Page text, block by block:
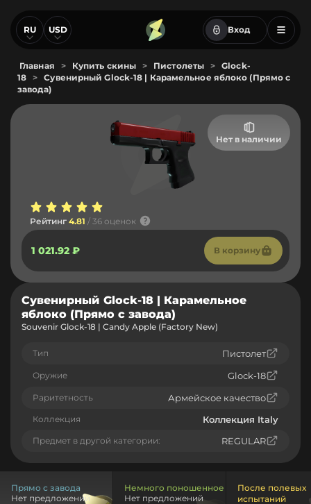
RU USD Вход
Главная > Купить скины > Пистолеты >
Glock-
18
>
Сувенирный Glock-18 | Карамельное яблоко (Прямо с
завода)
Нет в наличии
Рейтинг 4.81 / 36 оценок
1 021.92 ₽ В корзину
Сувенирный Glock-18 | Карамельное
яблоко (Прямо с завода)
Souvenir Glock-18 | Candy Apple (Factory New)
Тип Пистолет
Оружие Glock-18
Раритетность Армейское качество
Коллекция Коллекция Italy
Предмет в другой категории: REGULAR
Прямо с завода
Нет предложений
Немного поношенное
Нет предложений
После полевых
испытаний